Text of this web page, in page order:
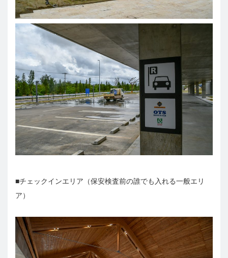
■チェックインエリア（保安検査前の誰でも入れる一般エリ
ア）